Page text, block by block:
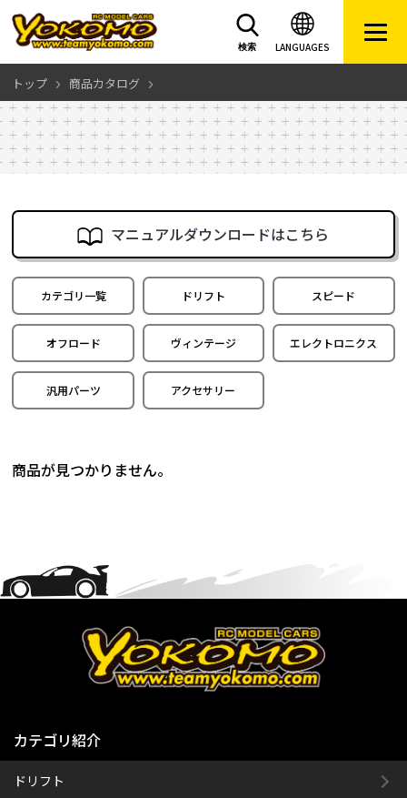
LANGUAGES
検索
トップ 商品カタログ
マニュアルダウンロードはこちら
カテゴリ一覧 ドリフト スピード
オフロード ヴィンテージ エレクトロニクス
汎用パーツ アクセサリー
商品が見つかりません。
カテゴリ紹介
ドリフト